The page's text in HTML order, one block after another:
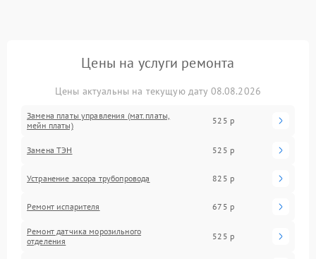
Цены на услуги ремонта
Цены актуальны на текущую дату 08.08.2026
Замена платы управления (мат.платы,
мейн платы)
525 р
Замена ТЭН 525 р
Устранение засора трубопровода 825 р
Ремонт испарителя 675 р
Ремонт датчика морозильного
отделения
525 р